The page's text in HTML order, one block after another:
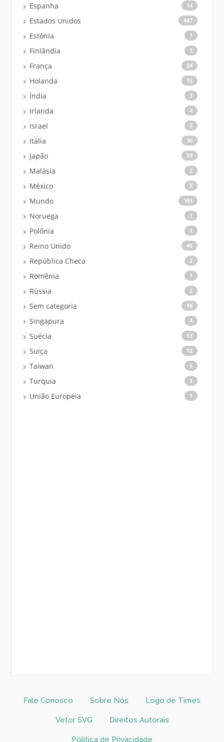
Espanha 14
Estados Unidos 447
Estônia 1
Finlândia 3
França 34
Holanda 15
Índia 3
Irlanda 4
Israel 3
Itália 30
Japão 59
Malásia 2
México 5
Mundo 103
Noruega 1
Polônia 1
Reino Unido 45
República Checa 2
Romênia 1
Rússia 2
Sem categoria 18
Singapura 4
Suécia 13
Suiça 12
Taiwan 5
Turquia 1
União Européia 1
Fale Conosco Sobre Nós Logo de Times
Vetor SVG Direitos Autorais
Politica de Privacidade